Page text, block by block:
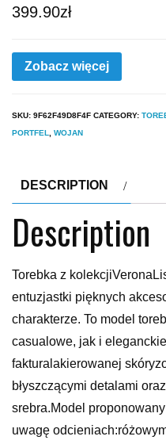
399.90zł
Zobacz więcej
SKU: 9F62F49D8F4F CATEGORY:
PORTFEL
WOJAN
DESCRIPTION
Description
Torebka z
entuzjastki pięknych
charakterze. To model
casualowe, jak i
fakturalakierowanej
błyszczącymi detalami
srebra.Model
uwagę